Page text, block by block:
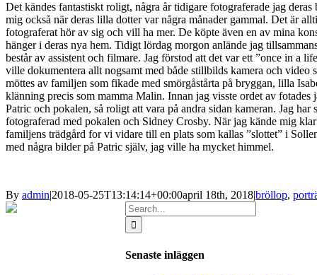
Det kändes fantastiskt roligt, några år tidigare fotograferade jag
mig också när deras lilla dotter var några månader gammal. Det är
fotograferat hör av sig och vill ha mer. De köpte även en av mina
hänger i deras nya hem. Tidigt lördag morgon anlände jag
består av assistent och filmare. Jag förstod att det var ett ”once in a
ville dokumentera allt nogsamt med både stillbilds kamera och video
möttes av familjen som fikade med smörgåstårta på bryggan, lilla
klänning precis som mamma Malin. Innan jag visste ordet av fotades
Patric och pokalen, så roligt att vara på andra sidan kameran. Jag har
fotograferad med pokalen och Sidney Crosby. När jag kände mig
familjens trädgård for vi vidare till en plats som kallas ”slottet” i
med några bilder på Patric själv, jag ville ha mycket himmel.
By admin|2018-05-25T13:14:14+00:00april 18th, 2018|bröllop,
Search
for:
Senaste inläggen